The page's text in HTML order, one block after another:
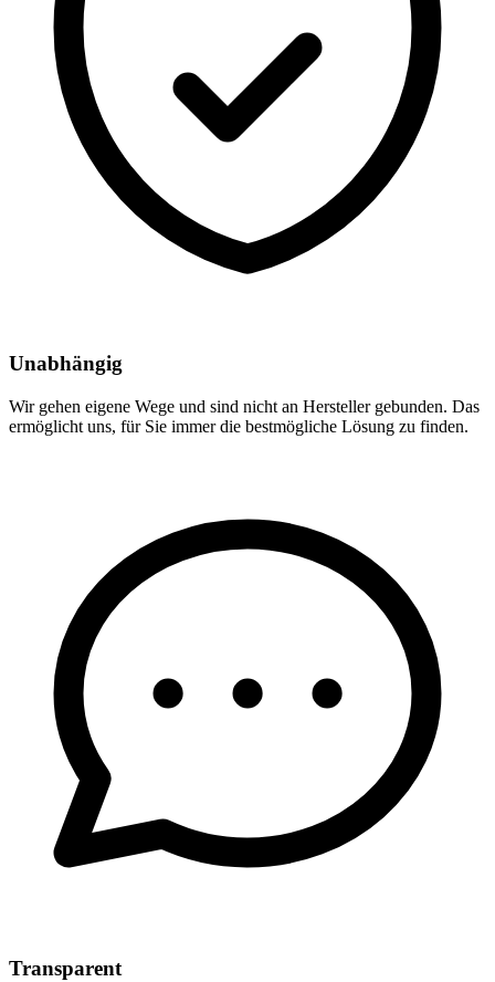
Unabhängig
Wir gehen eigene Wege und sind nicht an Hersteller gebunden. Das
ermöglicht uns, für Sie immer die bestmögliche Lösung zu finden.
Transparent